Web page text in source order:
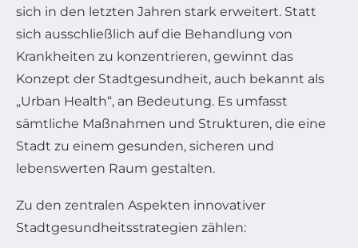
sich in den letzten Jahren stark erweitert. Statt
sich ausschließlich auf die Behandlung von
Krankheiten zu konzentrieren, gewinnt das
Konzept der Stadtgesundheit, auch bekannt als
„Urban Health“, an Bedeutung. Es umfasst
sämtliche Maßnahmen und Strukturen, die eine
Stadt zu einem gesunden, sicheren und
lebenswerten Raum gestalten.
Zu den zentralen Aspekten innovativer
Stadtgesundheitsstrategien zählen: